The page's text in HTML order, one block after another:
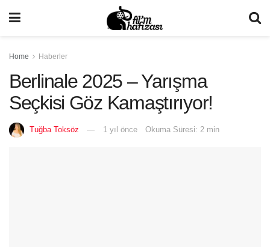
Home Haberler
Berlinale 2025 – Yarışma
Seçkisi Göz Kamaştırıyor!
Tuğba Toksöz 1 yıl önce Okuma Süresi: 2 min